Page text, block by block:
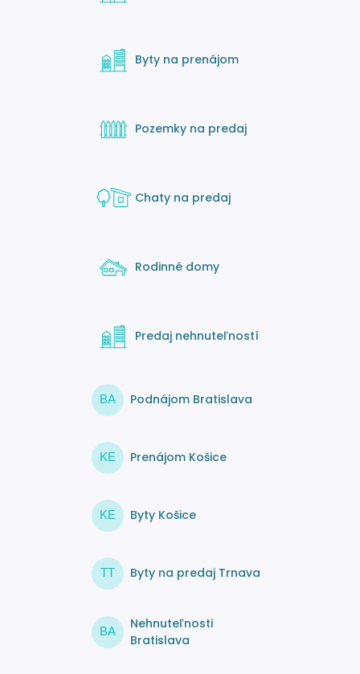
Byty na prenájom
Pozemky na predaj
Chaty na predaj
Rodinné domy
Predaj nehnuteľností
BA Podnájom Bratislava
KE Prenájom Košice
KE Byty Košice
TT Byty na predaj Trnava
BA
Nehnuteľnosti
Bratislava